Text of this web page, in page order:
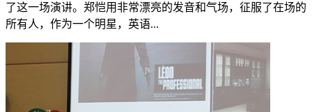
了这一场演讲。郑恺用非常漂亮的发音和气场，征服了在场的
所有人，作为一个明星，英语...